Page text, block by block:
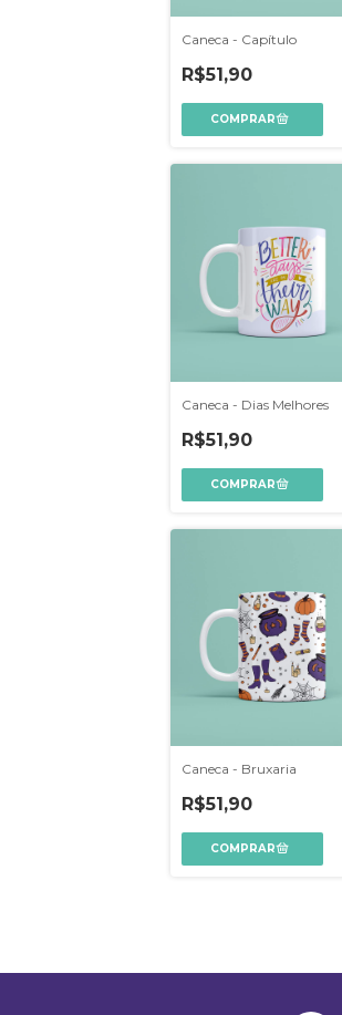
Caneca - Capítulo
R$51,90
Caneca - Dias Melhores
R$51,90
Caneca - Bruxaria
R$51,90